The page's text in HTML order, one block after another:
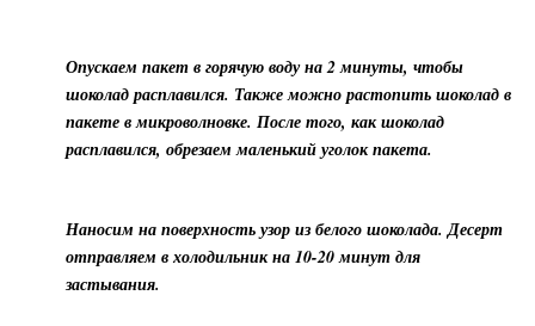
Опускаем пакет в горячую воду на 2 минуты, чтобы
шоколад расплавился. Также можно растопить шоколад в
пакете в микроволновке. После того, как шоколад
расплавился, обрезаем маленький уголок пакета.
Наносим на поверхность узор из белого шоколада. Десерт
отправляем в холодильник на 10-20 минут для
застывания.